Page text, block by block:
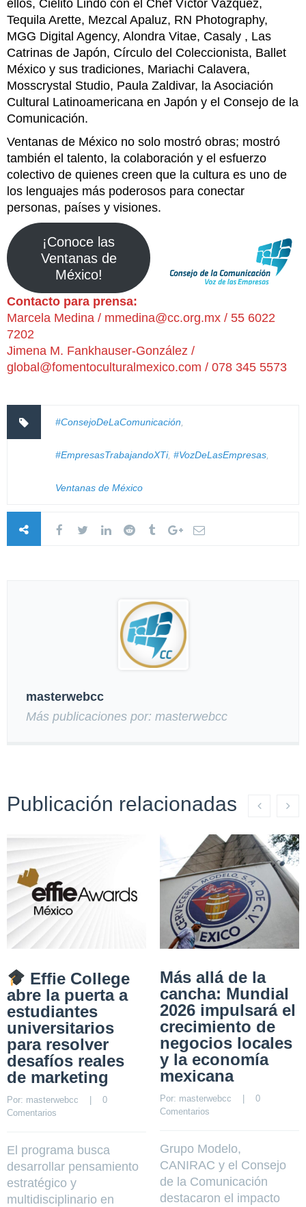
ellos, Cielito Lindo con el Chef Víctor Vázquez,
Tequila Arette, Mezcal Apaluz, RN Photography,
MGG Digital Agency, Alondra Vitae, Casaly , Las
Catrinas de Japón, Círculo del Coleccionista, Ballet
México y sus tradiciones, Mariachi Calavera,
Mosscrystal Studio, Paula Zaldivar, la Asociación
Cultural Latinoamericana en Japón y el Consejo de la
Comunicación.
Ventanas de México no solo mostró obras; mostró
también el talento, la colaboración y el esfuerzo
colectivo de quienes creen que la cultura es uno de
los lenguajes más poderosos para conectar
personas, países y visiones.
¡Conoce las
Ventanas de
México!
Contacto para prensa:
Marcela Medina / mmedina@cc.org.mx / 55 6022
7202
Jimena M. Fankhauser-González /
global@fomentoculturalmexico.com / 078 345 5573
#ConsejoDeLaComunicación,
#EmpresasTrabajandoXTi, #VozDeLasEmpresas,
Ventanas de México
masterwebcc
Más publicaciones por: masterwebcc
Publicación relacionadas
Effie College
abre la puerta a
estudiantes
universitarios
para resolver
desafíos reales
de marketing
Por: masterwebcc
    |
0
Comentarios
El programa busca
desarrollar pensamiento
estratégico y
multidisciplinario en
Más allá de la
cancha: Mundial
2026 impulsará el
crecimiento de
negocios locales
y la economía
mexicana
Por: masterwebcc
0
Comentarios
Grupo Modelo,
CANIRAC y el Consejo
de la Comunicación
destacaron el impacto